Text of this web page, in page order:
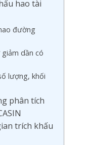
hao tài
đường
dần có
lượng, khối
phân tích
trích khấu